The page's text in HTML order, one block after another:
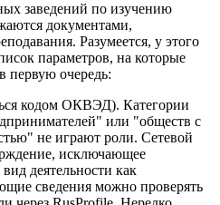
заведений по изучению
документами,
Разумеется, у этого
параметров, на которые
первую очередь:
кодом ОКВЭД). Категории
или "обществ с
не играют роли. Сетевой
исключающее
деятельности как
сведения можно проверять